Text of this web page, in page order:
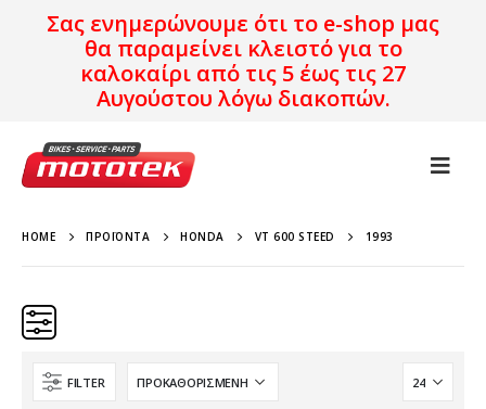
Σας ενημερώνουμε ότι το e-shop μας
θα παραμείνει κλειστό για το
καλοκαίρι από τις 5 έως τις 27
Αυγούστου λόγω διακοπών.
HOME ΠΡΟΪΌΝΤΑ HONDA VT 600 STEED 1993
Κατηγορίες
FILTER